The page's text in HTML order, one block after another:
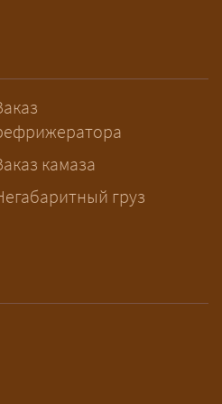
с маршрутом,
груза — логист
за 5–10 минут
Все условия и
в договоре;
перед
камаза
груз